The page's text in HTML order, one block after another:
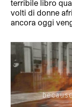
terribile libro
volti di donne
ancora oggi